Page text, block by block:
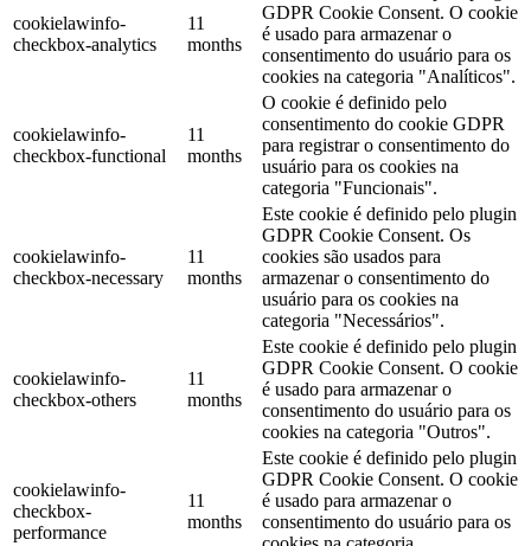
cookielawinfo-
checkbox-analytics
11
months
GDPR Cookie Consent. O cookie
é usado para armazenar o
consentimento do usuário para os
cookies na categoria "Analíticos".
cookielawinfo-
checkbox-functional
11
months
O cookie é definido pelo
consentimento do cookie GDPR
para registrar o consentimento do
usuário para os cookies na
categoria "Funcionais".
cookielawinfo-
checkbox-necessary
11
months
Este cookie é definido pelo plugin
GDPR Cookie Consent. Os
cookies são usados ​​para
armazenar o consentimento do
usuário para os cookies na
categoria "Necessários".
cookielawinfo-
checkbox-others
11
months
Este cookie é definido pelo plugin
GDPR Cookie Consent. O cookie
é usado para armazenar o
consentimento do usuário para os
cookies na categoria "Outros".
cookielawinfo-
checkbox-
performance
11
months
Este cookie é definido pelo plugin
GDPR Cookie Consent. O cookie
é usado para armazenar o
consentimento do usuário para os